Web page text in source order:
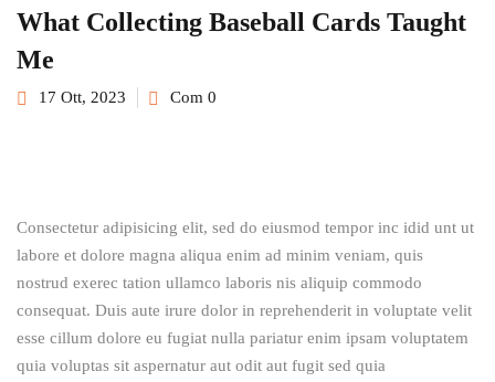
What Collecting Baseball Cards Taught
Me
17 Ott, 2023 Com 0
Consectetur adipisicing elit, sed do eiusmod tempor inc idid unt ut
labore et dolore magna aliqua enim ad minim veniam, quis
nostrud exerec tation ullamco laboris nis aliquip commodo
consequat. Duis aute irure dolor in reprehenderit in voluptate velit
esse cillum dolore eu fugiat nulla pariatur enim ipsam voluptatem
quia voluptas sit aspernatur aut odit aut fugit sed quia
Sign up